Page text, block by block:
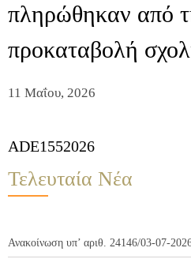
πληρώθηκαν από
προκαταβολή
11 Μαΐου, 2026
ADE1552026
Τελευταία Νέα
Ανακοίνωση υπ’ αριθ. 24146/03-07-